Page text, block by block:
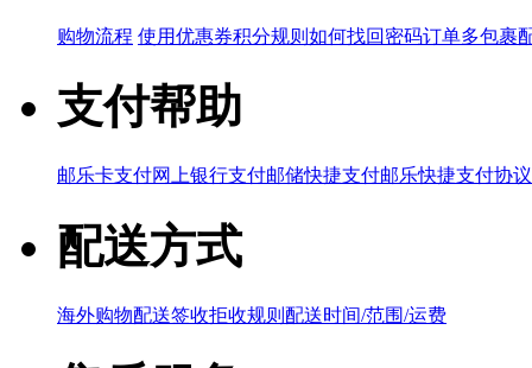
购物流程 使用优惠券积分规则 如何找回密码订单多包裹
支付帮助
邮乐卡支付网上银行支付邮储快捷支付邮乐快捷支付协议
配送方式
海外购物配送签收拒收规则 配送时间/范围/运费